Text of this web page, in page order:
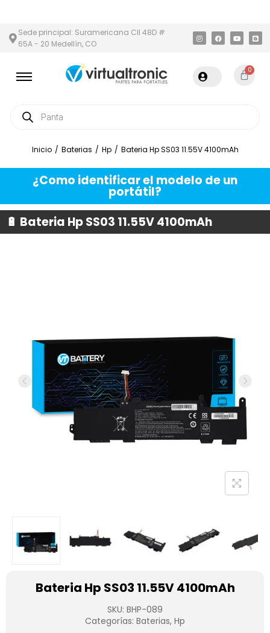
Sede principal: Suramericana Cll 48D #
65A - 20 Medellín, CO
0
Inicio / Baterias / Hp / Bateria Hp SS03 11.55V 4100mAh
¿Como identificar el modelo de un
portátil?
🔋 Bateria Hp SS03 11.55V 4100mAh
Bateria Hp SS03 11.55V 4100mAh
SKU: BHP-089
Categorías: Baterias, Hp